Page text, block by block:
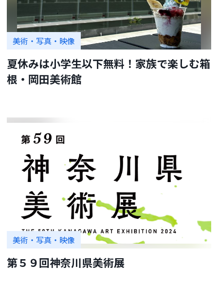
美術・写真・映像
夏休みは小学生以下無料！家族で楽しむ箱
根・岡田美術館
美術・写真・映像
第５９回神奈川県美術展